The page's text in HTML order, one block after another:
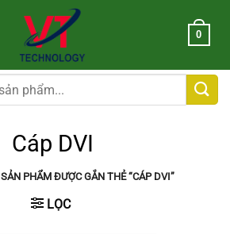
0
Cáp DVI
SẢN PHẨM ĐƯỢC GẮN THẺ “CÁP DVI”
LỌC